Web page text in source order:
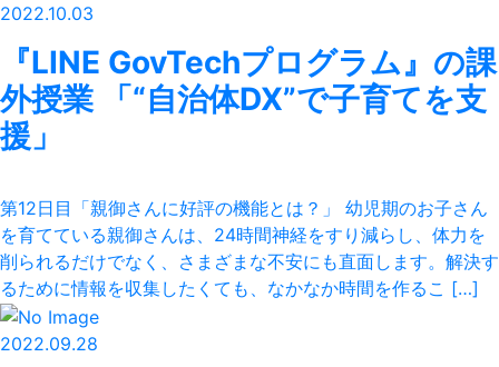
2022.10.03
『LINE GovTechプログラム』の課
外授業 「“自治体DX”で子育てを支
援」
第12日目「親御さんに好評の機能とは？」 幼児期のお子さん
を育てている親御さんは、24時間神経をすり減らし、体力を
削られるだけでなく、さまざまな不安にも直面します。解決す
るために情報を収集したくても、なかなか時間を作るこ […]
2022.09.28